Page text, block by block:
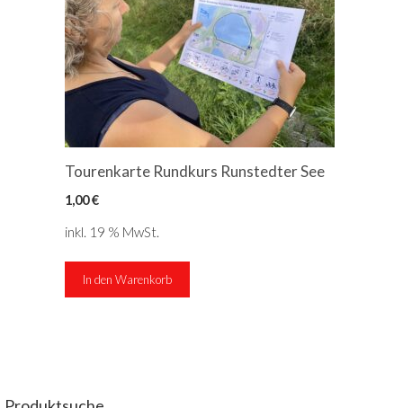
Tourenkarte Rundkurs Runstedter See
1,00€
inkl. 19 % MwSt.
In den Warenkorb